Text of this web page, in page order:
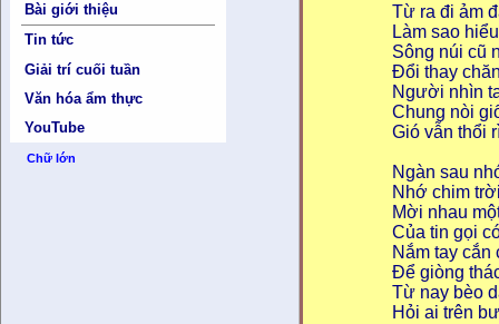
Bài giới thiệu
Tin tức
Giải trí cuối tuần
Văn hóa ẩm thực
YouTube
Chữ lớn
Từ ra đi ảm
Làm sao
Sông núi cũ
Đổi thay
Người nhìn
Chung nòi
Gió vẫn thổi
Ngàn sau
Nhớ chim
Mời nhau
Của tin gọi
Nắm tay cắn
Để giòng
Từ nay bèo
Hỏi ai trên